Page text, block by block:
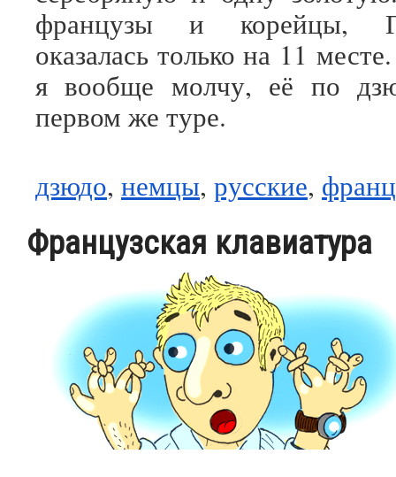
французы и корейцы,
оказалась только на 11
я вообще молчу, её по
первом же туре.
дзюдо, немцы, русские,
Французская клавиатура